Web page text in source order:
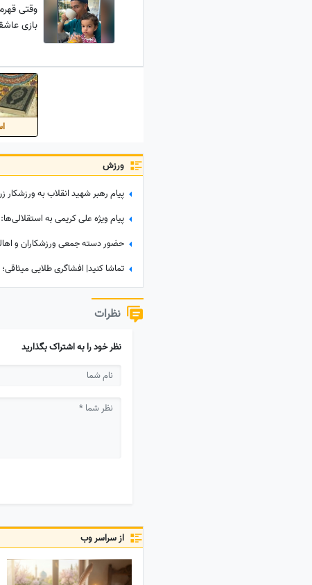
وقتی
بازی
ورزش
پیام رهبر شهید انقلاب به ورزشکار
پیام ویژه علی کریمی به
نظرات
نظر خود را به اشتراک بگذارید
از سراسر وب